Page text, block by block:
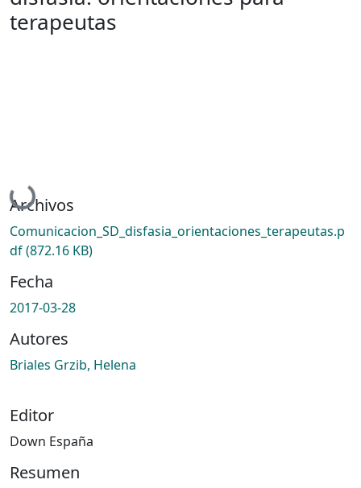
terapeutas
Cargando...
Archivos
Comunicacion_SD_disfasia_orientaciones_terapeutas.p
df(872.16 KB)
Fecha
2017-03-28
Autores
Briales Grzib, Helena
Editor
Down España
Resumen